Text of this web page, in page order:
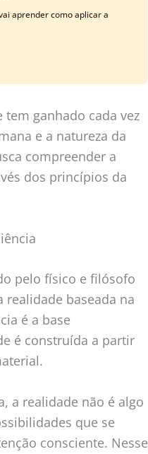
aprender como aplicar a
ganhado cada vez
e a natureza da
compreender a
dos princípios da
pelo físico e filósofo
baseada na
é a base
é construída a partir
a realidade não é algo
que se
consciente. Nesse